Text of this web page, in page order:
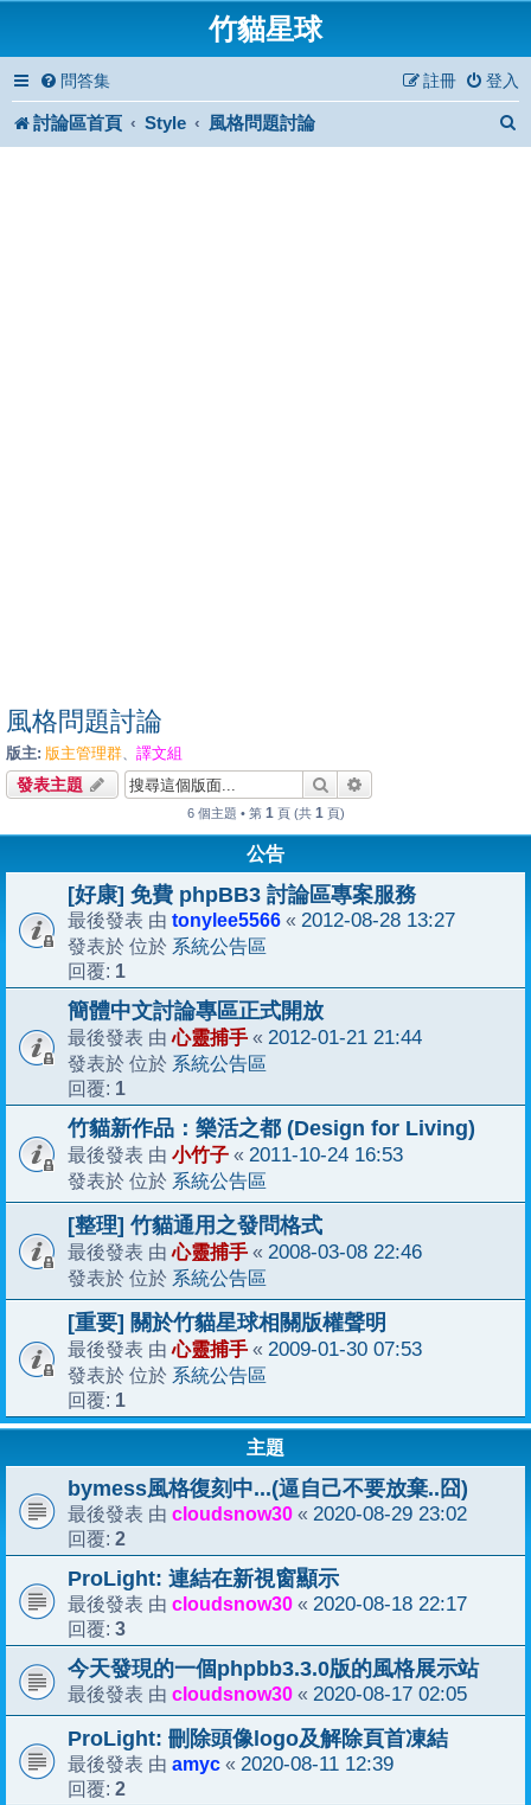
竹貓星球
問答集 登入
註冊
討論區首頁 Style 風格問題討論
風格問題討論
版主: 版主管理群、 譯文組
發表主題 搜尋
6 個主題 • 第 1 頁 (共 1 頁)
公告
[好康] 免費 phpBB3 討論區專案服務
最後發表 由 tonylee5566 « 2012-08-28 13:27
發表於 位於 系統公告區
回覆: 1
簡體中文討論專區正式開放
最後發表 由心靈捕手 « 2012-01-21 21:44
發表於 位於 系統公告區
回覆: 1
竹貓新作品：樂活之都 (Design for Living)
最後發表 由 小竹子 « 2011-10-24 16:53
發表於 位於 系統公告區
[整理] 竹貓通用之發問格式
最後發表 由心靈捕手 « 2008-03-08 22:46
發表於 位於 系統公告區
[重要] 關於竹貓星球相關版權聲明
最後發表 由心靈捕手 « 2009-01-30 07:53
發表於 位於 系統公告區
回覆: 1
主題
bymess風格復刻中...(逼自己不要放棄..囧)
最後發表 由 cloudsnow30 « 2020-08-29 23:02
回覆: 2
ProLight: 連結在新視窗顯示
最後發表 由 cloudsnow30 « 2020-08-18 22:17
回覆: 3
今天發現的一個phpbb3.3.0版的風格展示站
最後發表 由 cloudsnow30 « 2020-08-17 02:05
ProLight: 刪除頭像logo及解除頁首凍結
最後發表 由 amyc « 2020-08-11 12:39
回覆: 2